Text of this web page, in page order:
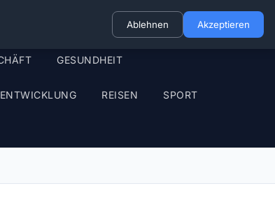
GESUNDHEIT
REISEN SPORT
Ablehnen Akzeptieren